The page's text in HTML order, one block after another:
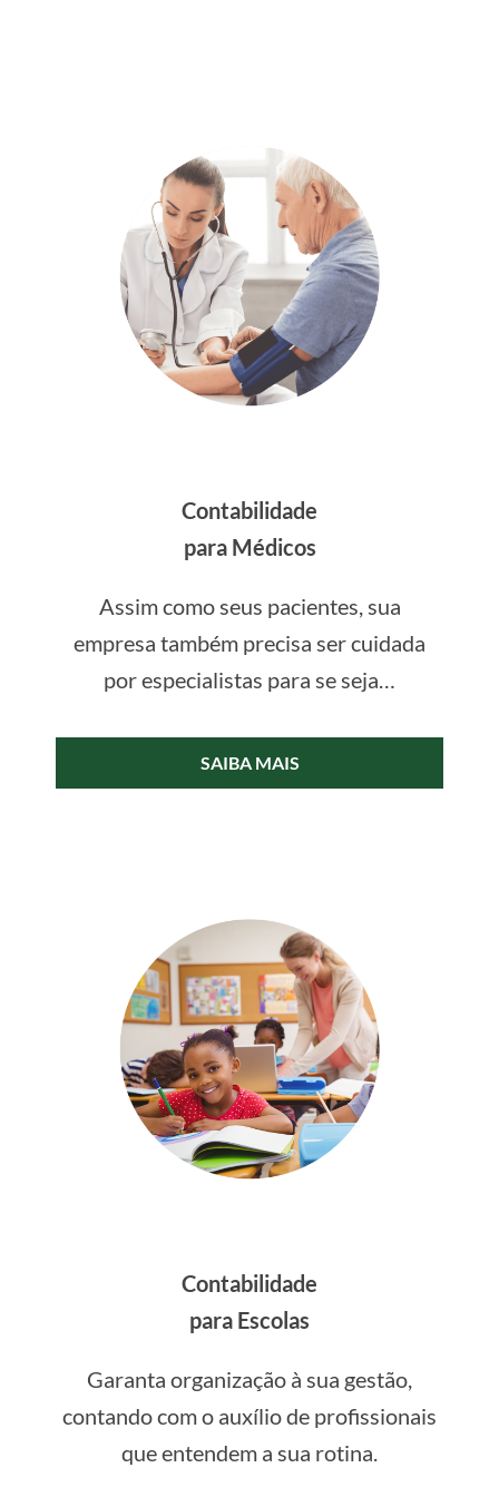
Contabilidade
para Médicos
Assim como seus pacientes, sua
empresa também precisa ser cuidada
por especialistas para se seja…
SAIBA MAIS
Contabilidade
para Escolas
Garanta organização à sua gestão,
contando com o auxílio de profissionais
que entendem a sua rotina.